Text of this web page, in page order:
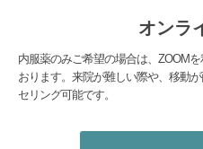
オンラ
内服薬のみご希望の場合は、ZOOM
おります。来院が難しい際や、移動
セリング可能です。